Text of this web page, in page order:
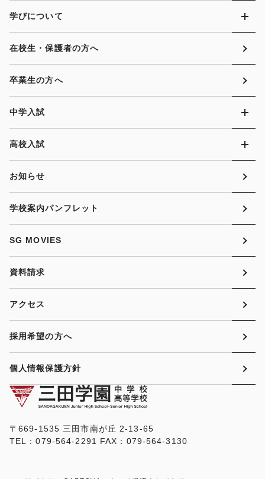
〒669-1535 三田市南が丘 2-13-65
TEL：079-564-2291 FAX：079-564-3130
学びについて
在校生・保護者の方へ
卒業生の方へ
中学入試
高校入試
お知らせ
学校案内パンフレット
SG MOVIES
資料請求
アクセス
採用希望の方へ
個人情報保護方針